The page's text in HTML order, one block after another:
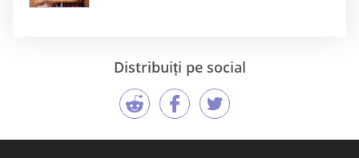
Distribuiți pe social